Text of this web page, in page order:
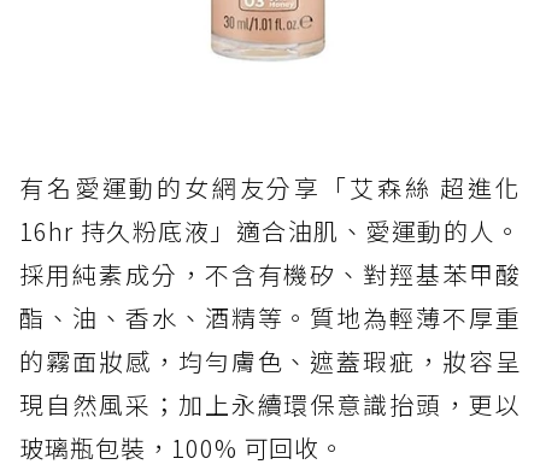
有名愛運動的女網友分享「艾森絲 超進化
16hr 持久粉底液」適合油肌、愛運動的人。
採用純素成分，不含有機矽、對羥基苯甲酸
酯、油、香水、酒精等。質地為輕薄不厚重
的霧面妝感，均勻膚色、遮蓋瑕疵，妝容呈
現自然風采；加上永續環保意識抬頭，更以
玻璃瓶包裝，100% 可回收。